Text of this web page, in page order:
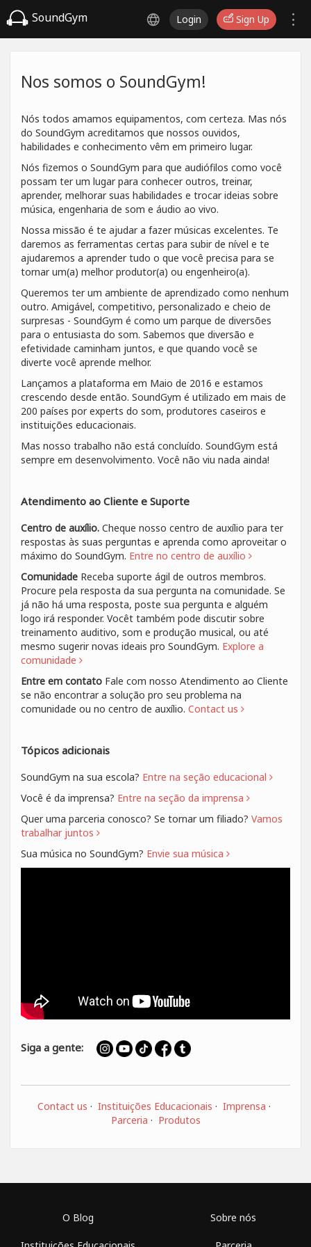
SoundGym Login Sign Up
Nos somos o SoundGym!
Nós todos amamos equipamentos, com certeza. Mas nós
do SoundGym acreditamos que nossos ouvidos,
habilidades e conhecimento vêm em primeiro lugar.
Nós fizemos o SoundGym para que audiófilos como você
possam ter um lugar para conhecer outros, treinar,
aprender, melhorar suas habilidades e trocar ideias sobre
música, engenharia de som e áudio ao vivo.
Nossa missão é te ajudar a fazer músicas excelentes. Te
daremos as ferramentas certas para subir de nível e te
ajudaremos a aprender tudo o que você precisa para se
tornar um(a) melhor produtor(a) ou engenheiro(a).
Queremos ter um ambiente de aprendizado como nenhum
outro. Amigável, competitivo, personalizado e cheio de
surpresas - SoundGym é como um parque de diversões
para o entusiasta do som. Sabemos que diversão e
efetividade caminham juntos, e que quando você se
diverte você aprende melhor.
Lançamos a plataforma em Maio de 2016 e estamos
crescendo desde então. SoundGym é utilizado em mais de
200 países por experts do som, produtores caseiros e
instituições educacionais.
Mas nosso trabalho não está concluído. SoundGym está
sempre em desenvolvimento. Você não viu nada ainda!
Atendimento ao Cliente e Suporte
Centro de auxílio. Cheque nosso centro de auxílio para ter
respostas às suas perguntas e aprenda como aproveitar o
máximo do SoundGym. Entre no centro de auxílio
Comunidade Receba suporte ágil de outros membros.
Procure pela resposta da sua pergunta na comunidade. Se
já não há uma resposta, poste sua pergunta e alguém
logo irá responder. Vocêt também pode discutir sobre
treinamento auditivo, som e produção musical, ou até
mesmo sugerir novas ideais pro SoundGym. Explore a
comunidade
Entre em contato Fale com nosso Atendimento ao Cliente
se não encontrar a solução pro seu problema na
comunidade ou no centro de auxílio. Contact us
Tópicos adicionais
SoundGym na sua escola? Entre na seção educacional
Você é da imprensa? Entre na seção da imprensa
Quer uma parceria conosco? Se tornar um filiado? Vamos
trabalhar juntos
Sua música no SoundGym? Envie sua música
Siga a gente:
Contact us · Instituições Educacionais · Imprensa ·
Parceria · Produtos
O Blog Sobre nós